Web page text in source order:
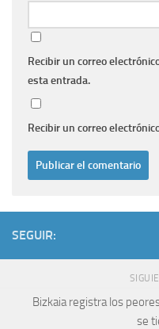
Recibir un correo
esta entrada.
Recibir un correo
SEGUIR:
Bizkaia registra los
se